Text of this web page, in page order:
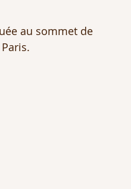
au sommet de